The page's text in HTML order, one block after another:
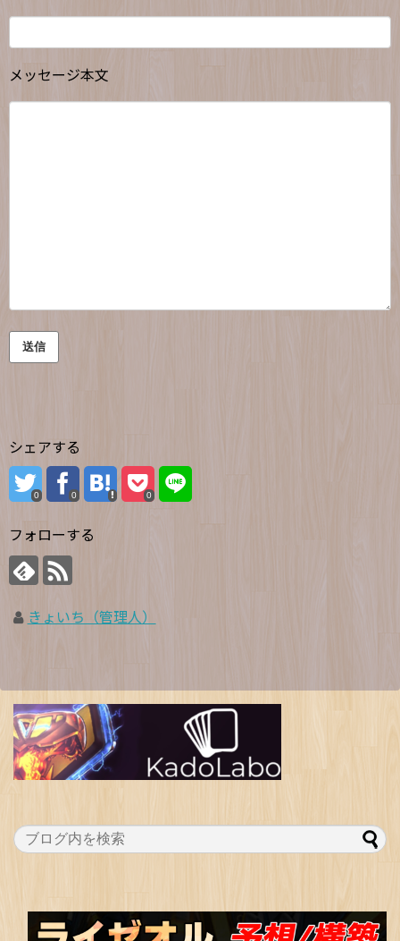
メッセージ本文
シェアする
0 0 0
フォローする
きょいち（管理人）